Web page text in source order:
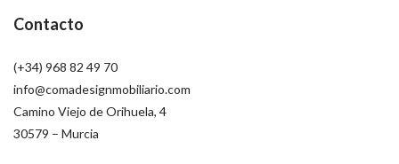
Contacto
(+34) 968 82 49 70
info@comadesignmobiliario.com
Camino Viejo de Orihuela, 4
30579 – Murcia